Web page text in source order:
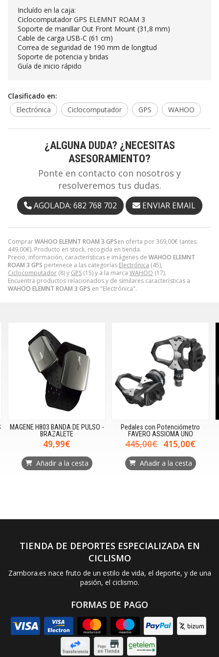
ComprarWAHOO ELEMNT ROAM 3 GPSen oferta por369,00€ (antes
449,00€). Producto en stock, recogida en tienda.
Precio, información, características e imágenes de WAHOO ELEMNT
ROAM 3 GPS pertenece a las categorías Electrónica (45),
Ciclocomputador (8) y GPS (15) y a la marca WAHOO (17).
Encuentra productos relacionados y de similares características a
WAHOO ELEMNT ROAM 3 GPS en "Electrónica".
Incluído en la caja:
Ciclocomputador GPS ELEMNT ROAM 3
Soporte de manillar Out Front Mount (31,8 mm)
Cable de carga USB-C (61 cm)
Correa de seguridad de 190 mm de longitud
Soporte de potencia y bridas
Guía de inicio rápido
Clasificado en:
Electrónica
Ciclocomputador GPS WAHOO
¿ALGUNA DUDA? ¿NECESITAS
ASESORAMIENTO?
Ponte en contacto con nosotros y
resolveremos tus dudas.
AGOLADA: 682 768 702 ENVIAR EMAIL
MAGENE H803 BANDA DE PULSO -
BRAZALETE
49,99€
Añadir a la cesta
Pedales con Potenciómetro
FAVERO ASSIOMA UNO
445,00€ 415,00€
Añadir a la cesta
TIENDA DE DEPORTES ESPECIALIZADA EN
CICLISMO
Zambora.es nace fruto de un estilo de vida, el deporte, y de una
pasión, el ciclismo.
FORMAS DE PAGO